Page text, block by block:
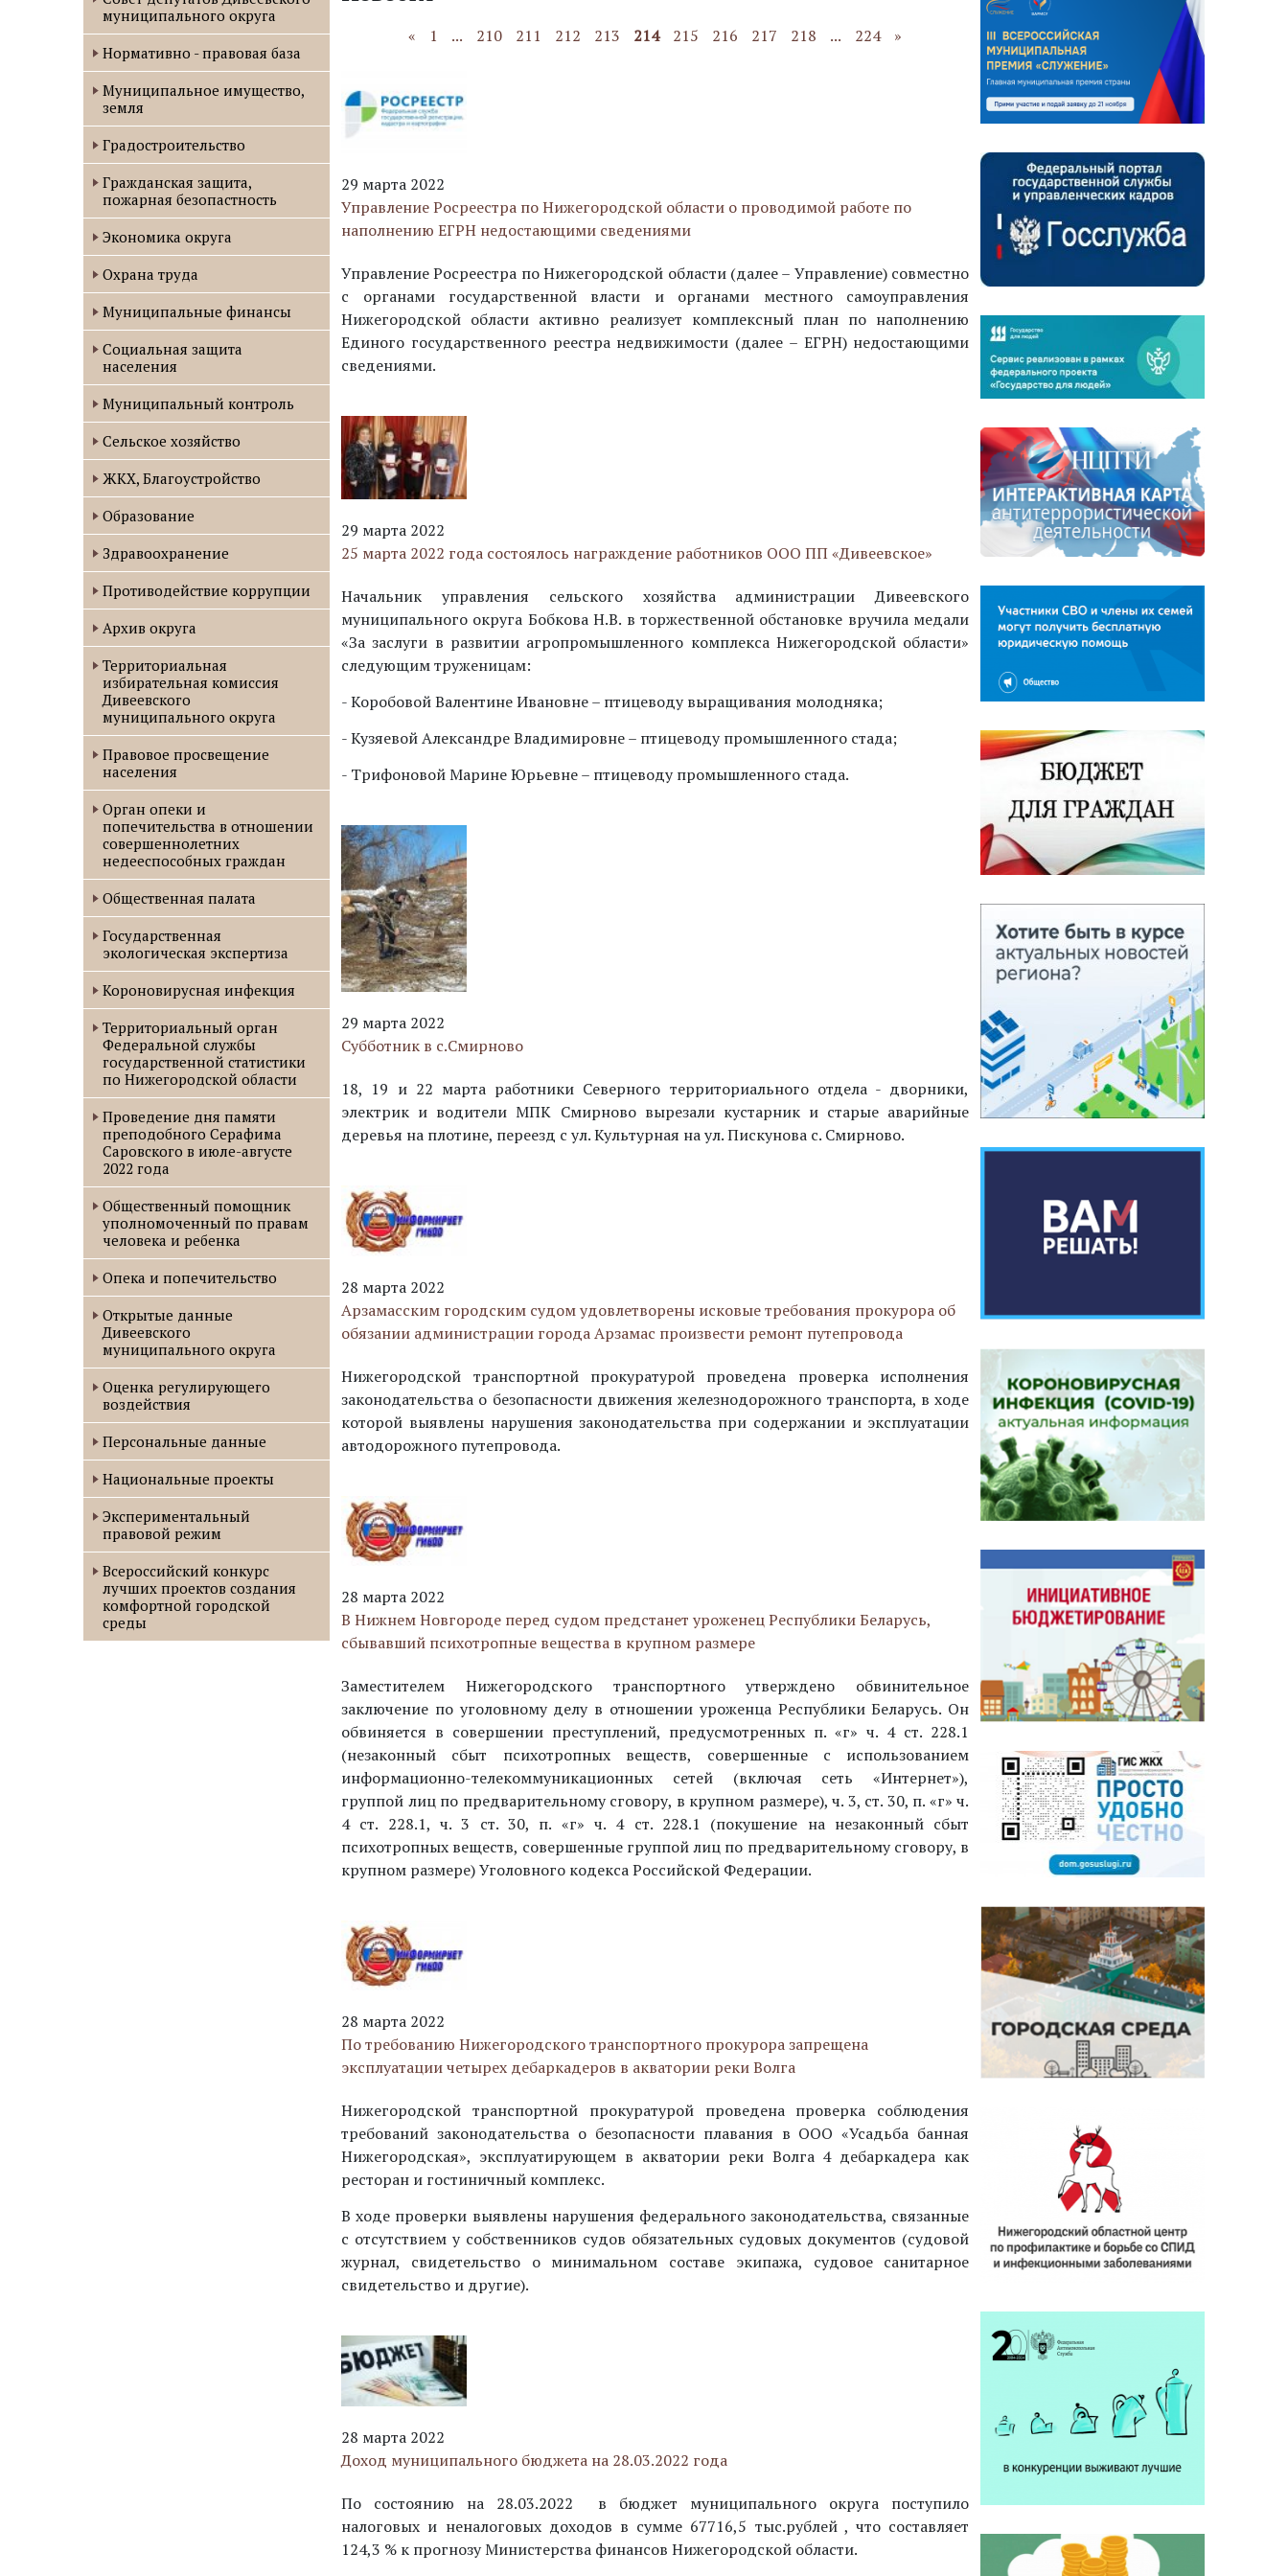
муниципального округа
Нормативно - правовая база
Муниципальное имущество,
земля
Градостроительство
Гражданская защита,
пожарная безопастность
Экономика округа
Охрана труда
Муниципальные финансы
Социальная защита
населения
Муниципальный контроль
Сельское хозяйство
ЖКХ, Благоустройство
Образование
Здравоохранение
Противодействие коррупции
Архив округа
Территориальная
избирательная комиссия
Дивеевского
муниципального округа
Правовое просвещение
населения
Орган опеки и
попечительства в отношении
совершеннолетних
недееспособных граждан
Общественная палата
Государственная
экологическая экспертиза
Короновирусная инфекция
Территориальный орган
Федеральной службы
государственной статистики
по Нижегородской области
Проведение дня памяти
преподобного Серафима
Саровского в июле-августе
2022 года
Oбщественный помощник
уполномоченный по правам
человека и ребенка
Опека и попечительство
Открытые данные
Дивеевского
муниципального округа
Оценка регулирующего
воздействия
Персональные данные
Национальные проекты
Экспериментальный
правовой режим
Всероссийский конкурс
лучших проектов создания
комфортной городской
среды
« 1 ... 210 211 212 213 214 215 216 217 218 ... 224 »
29 марта 2022
Управление Росреестра по Нижегородской области о проводимой работе по
наполнению ЕГРН недостающими сведениями
Управление Росреестра по Нижегородской области (далее – Управление) совместно
с органами государственной власти и органами местного самоуправления
Нижегородской области активно реализует комплексный план по наполнению
Единого государственного реестра недвижимости (далее – ЕГРН) недостающими
сведениями.
29 марта 2022
25 марта 2022 года состоялось награждение работников ООО ПП «Дивеевское»
Начальник управления сельского хозяйства администрации Дивеевского
муниципального округа Бобкова Н.В. в торжественной обстановке вручила медали
«За заслуги в развитии агропромышленного комплекса Нижегородской области»
следующим труженицам:
- Коробовой Валентине Ивановне – птицеводу выращивания молодняка;
- Кузяевой Александре Владимировне – птицеводу промышленного стада;
- Трифоновой Марине Юрьевне – птицеводу промышленного стада.
29 марта 2022
Субботник в с.Смирново
18, 19 и 22 марта работники Северного территориального отдела - дворники,
электрик и водители МПК Смирново вырезали кустарник и старые аварийные
деревья на плотине, переезд с ул. Культурная на ул. Пискунова с. Смирново.
28 марта 2022
Арзамасским городским судом удовлетворены исковые требования прокурора об
обязании администрации города Арзамас произвести ремонт путепровода
Нижегородской транспортной прокуратурой проведена проверка исполнения
законодательства о безопасности движения железнодорожного транспорта, в ходе
которой выявлены нарушения законодательства при содержании и эксплуатации
автодорожного путепровода.
28 марта 2022
В Нижнем Новгороде перед судом предстанет уроженец Республики Беларусь,
сбывавший психотропные вещества в крупном размере
Заместителем Нижегородского транспортного утверждено обвинительное
заключение по уголовному делу в отношении уроженца Республики Беларусь. Он
обвиняется в совершении преступлений, предусмотренных п. «г» ч. 4 ст. 228.1
(незаконный сбыт психотропных веществ, совершенные с использованием
информационно-телекоммуникационных сетей (включая сеть «Интернет»),
группой лиц по предварительному сговору, в крупном размере), ч. 3, ст. 30, п. «г» ч.
4 ст. 228.1, ч. 3 ст. 30, п. «г» ч. 4 ст. 228.1 (покушение на незаконный сбыт
психотропных веществ, совершенные группой лиц по предварительному сговору, в
крупном размере) Уголовного кодекса Российской Федерации.
28 марта 2022
По требованию Нижегородского транспортного прокурора запрещена
эксплуатации четырех дебаркадеров в акватории реки Волга
Нижегородской транспортной прокуратурой проведена проверка соблюдения
требований законодательства о безопасности плавания в ООО «Усадьба банная
Нижегородская», эксплуатирующем в акватории реки Волга 4 дебаркадера как
ресторан и гостиничный комплекс.
В ходе проверки выявлены нарушения федерального законодательства, связанные
с отсутствием у собственников судов обязательных судовых документов (судовой
журнал, свидетельство о минимальном составе экипажа, судовое санитарное
свидетельство и другие).
28 марта 2022
Доход муниципального бюджета на 28.03.2022 года
По состоянию на 28.03.2022 в бюджет муниципального округа поступило
налоговых и неналоговых доходов в сумме 67716,5 тыс.рублей , что составляет
124,3 % к прогнозу Министерства финансов Нижегородской области.